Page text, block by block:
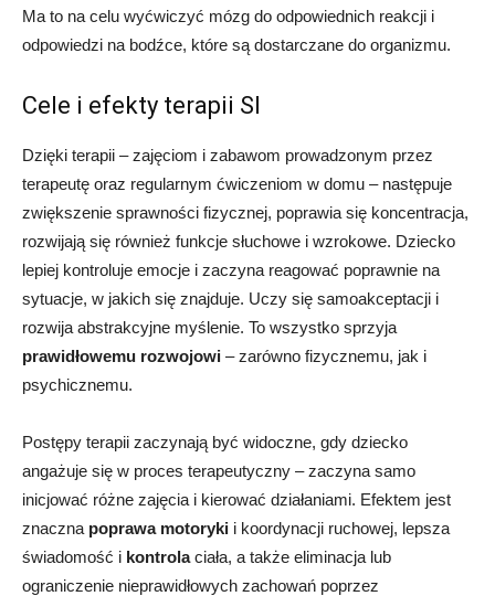
Ma to na celu wyćwiczyć mózg do odpowiednich reakcji i
odpowiedzi na bodźce, które są dostarczane do organizmu.
Cele i efekty terapii SI
Dzięki terapii – zajęciom i zabawom prowadzonym przez
terapeutę oraz regularnym ćwiczeniom w domu – następuje
zwiększenie sprawności fizycznej, poprawia się koncentracja,
rozwijają się również funkcje słuchowe i wzrokowe. Dziecko
lepiej kontroluje emocje i zaczyna reagować poprawnie na
sytuacje, w jakich się znajduje. Uczy się samoakceptacji i
rozwija abstrakcyjne myślenie. To wszystko sprzyja
prawidłowemu rozwojowi – zarówno fizycznemu, jak i
psychicznemu.
Postępy terapii zaczynają być widoczne, gdy dziecko
angażuje się w proces terapeutyczny – zaczyna samo
inicjować różne zajęcia i kierować działaniami. Efektem jest
znaczna poprawa motoryki i koordynacji ruchowej, lepsza
świadomość i kontrolaciała, a także eliminacja lub
ograniczenie nieprawidłowych zachowań poprzez